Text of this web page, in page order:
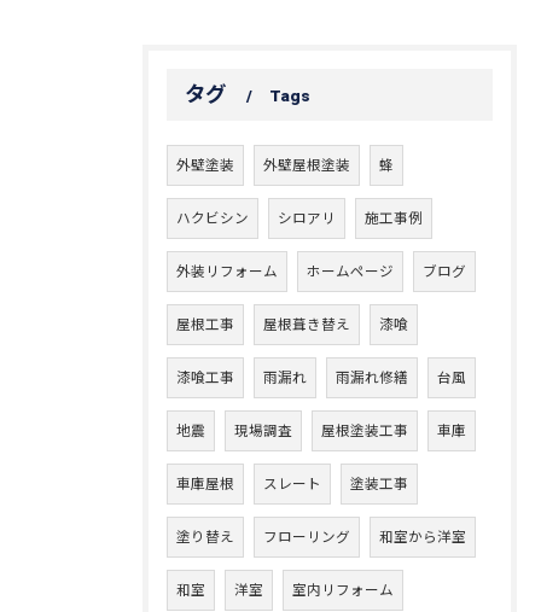
タグ Tags
外壁塗装 外壁屋根塗装 蜂
ハクビシン シロアリ 施工事例
外装リフォーム ホームページ ブログ
屋根工事 屋根葺き替え 漆喰
漆喰工事 雨漏れ 雨漏れ修繕 台風
地震 現場調査 屋根塗装工事 車庫
車庫屋根 スレート 塗装工事
塗り替え フローリング 和室から洋室
和室 洋室 室内リフォーム